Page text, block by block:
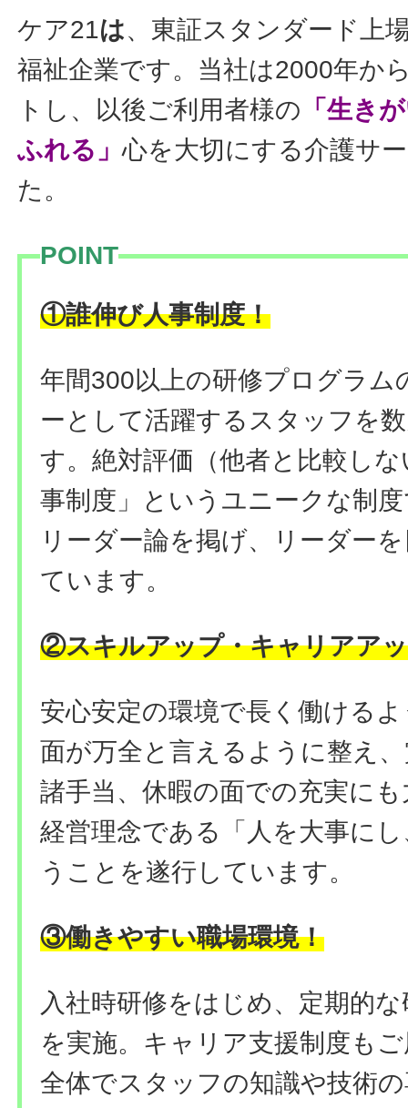
ケア21は、東証スタンダード上
福祉企業です。当社は2000年か
トし、以後ご利用者様の 「生き
ふれる」心を大切にする介護サ
た。
POINT
①誰伸び人事制度！
年間300以上の研修プログラム
ーとして活躍するスタッフを
す。絶対評価（他者と比較し
事制度」というユニークな制
リーダー論を掲げ、リーダー
ています。
②スキルアップ・キャリアア
安心安定の環境で長く働ける
面が万全と言えるように整え
諸手当、休暇の面での充実に
経営理念である「人を大事に
うことを遂行しています。
③働きやすい職場環境！
入社時研修をはじめ、定期的
を実施。キャリア支援制度も
全体でスタッフの知識や技術